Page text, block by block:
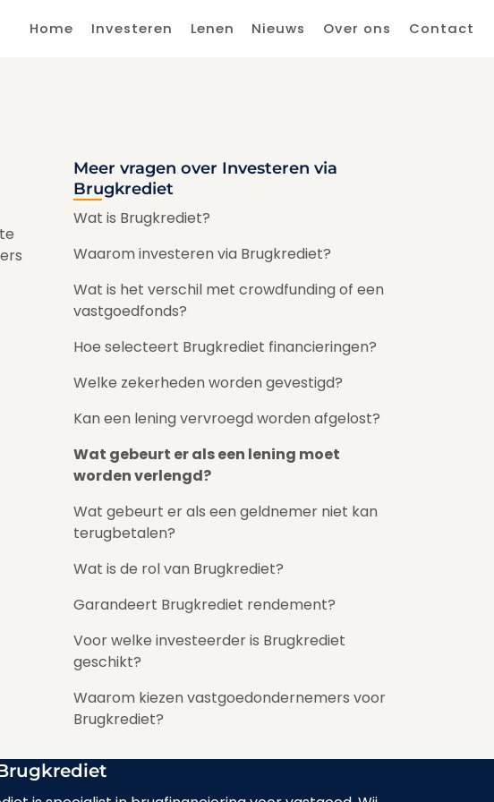
Home Investeren Lenen Nieuws Over ons Contact
Meer vragen over Investeren via
Brugkrediet
Wat is Brugkrediet?
Waarom investeren via Brugkrediet?
Wat is het verschil met crowdfunding of een
vastgoedfonds?
Hoe selecteert Brugkrediet financieringen?
Welke zekerheden worden gevestigd?
Kan een lening vervroegd worden afgelost?
Wat gebeurt er als een lening moet
worden verlengd?
Wat gebeurt er als een geldnemer niet kan
terugbetalen?
Wat is de rol van Brugkrediet?
Garandeert Brugkrediet rendement?
Voor welke investeerder is Brugkrediet
geschikt?
Waarom kiezen vastgoedondernemers voor
Brugkrediet?